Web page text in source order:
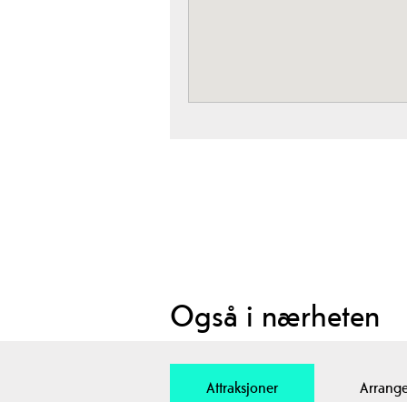
Også i nærheten
Attraksjoner